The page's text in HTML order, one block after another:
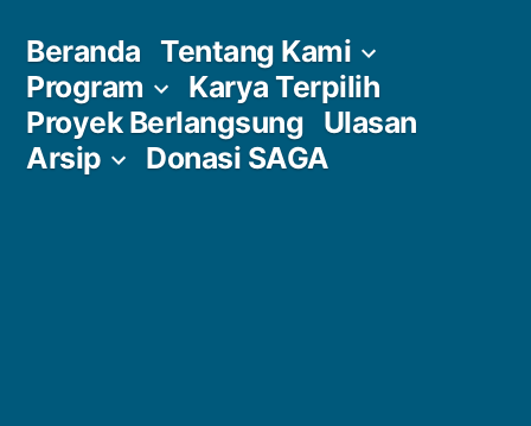
content
Beranda Tentang Kami
Program
Karya Terpilih
Proyek Berlangsung Ulasan
Arsip
Donasi SAGA